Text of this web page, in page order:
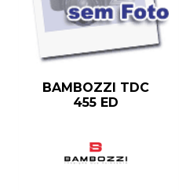
BAMBOZZI TDC
455 ED